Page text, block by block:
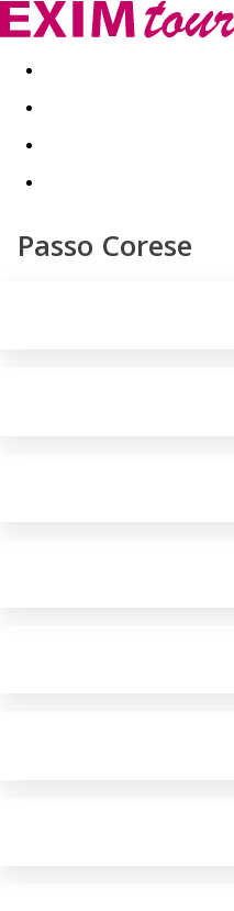
Akční nabídky Last minute
Passo Corese